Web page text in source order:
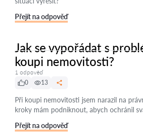
Přejít na odpověď
Jak se vypořádat s
koupi nemovitosti?
1 odpověď
0
13
Při koupi nemovitosti jsem narazil na
kroky mám podniknout, abych ochránil
Přejít na odpověď